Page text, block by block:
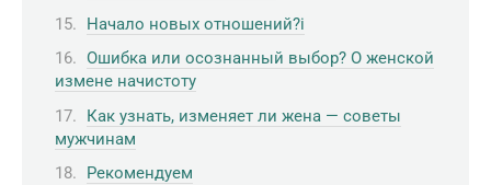
Начало новых отношений?i
Ошибка или осознанный выбор? О женской
измене начистоту
Как узнать, изменяет ли жена — советы
мужчинам
Рекомендуем